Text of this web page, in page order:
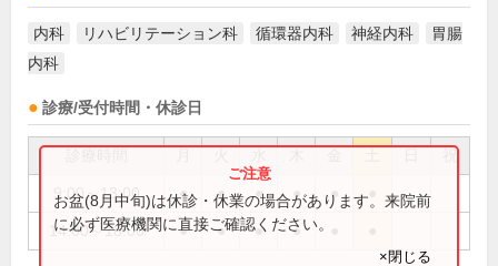
内科 リハビリテーション科 循環器内科 神経内科
胃腸
内科
診療/受付時間・休診日
祝
9:00～13:00 ● ● ● ● ●
14:00～18:00 ● ● ● ●
お盆(8月中旬)は休診・休業の場合があります。来院前
に必ず医療機関に直接ご確認ください。
×閉じる